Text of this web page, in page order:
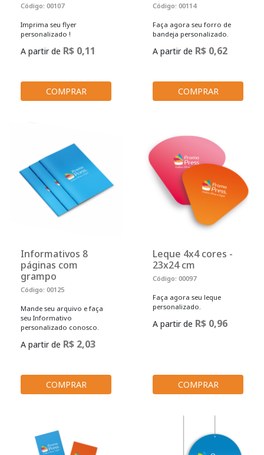
Código: 00107
Imprima seu flyer
personalizado !
A partir de R$ 0,11
COMPRAR
Código: 00114
Faça agora seu forro de
bandeja personalizado.
A partir de R$ 0,62
COMPRAR
Informativos 8
páginas com
grampo
Código: 00125
Mande seu arquivo e faça
seu Informativo
personalizado conosco.
A partir de R$ 2,03
COMPRAR
Leque 4x4 cores -
23x24 cm
Código: 00097
Faça agora seu leque
personalizado.
A partir de R$ 0,96
COMPRAR